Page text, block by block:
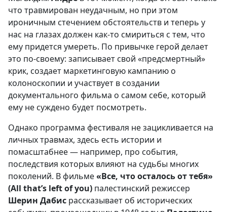
что травмирован неудачным, но при этом
ироничным стечением обстоятельств и теперь у
нас на глазах должен как-то смириться с тем, что
ему придется умереть. По привычке герой делает
это по-своему: записывает свой «предсмертный»
крик, создает маркетинговую кампанию о
колоноскопии и участвует в создании
документального фильма о самом себе, который
ему не суждено будет посмотреть.
Однако программа фестиваля не зацикливается на
личных травмах, здесь есть истории и
помасштабнее — например, про события,
последствия которых влияют на судьбы многих
поколений. В фильме«Все, что осталось от тебя»
(All that’s left of you) палестинский режиссер
Шерин Дабис рассказывает об исторических